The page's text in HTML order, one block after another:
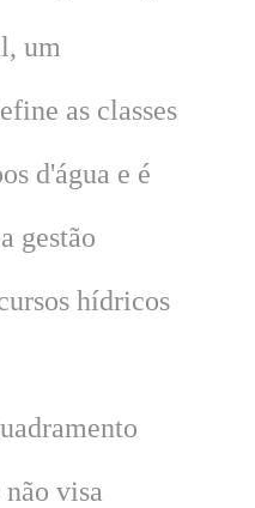
um
as classes
d'água e é
gestão
hídricos
não visa